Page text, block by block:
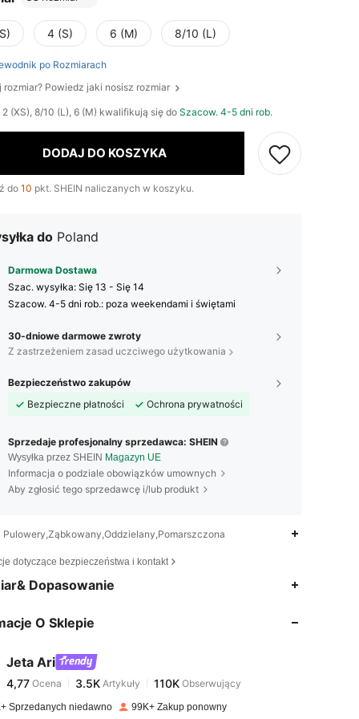
4 (S) 6 (M) 8/10 (L)
po Rozmiarach
rozmiar? Powiedz jaki nosisz rozmiar
2 (XS), 8/10 (L), 6 (M) kwalifikują się do Szacow. 4-5 dni rob.
DODAJ DO KOSZYKA
do 10 pkt. SHEIN naliczanych w koszyku.
do Poland
Darmowa Dostawa
Szac. wysyłka: Się 13 - Się 14
Szacow. 4-5 dni rob.: poza weekendami i świętami
30-dniowe darmowe zwroty
Z zastrzeżeniem zasad uczciwego użytkowania
Bezpieczeństwo zakupów
Bezpieczne płatności
Ochrona prywatności
Sprzedaje profesjonalny sprzedawca: SHEIN
Wysyłka przez SHEIN Magazyn UE
Informacja o podziale obowiązków umownych
Aby zgłosić tego sprzedawcę i/lub produkt
Pulowery,Ząbkowany,Oddzielany,Pomarszczona
dotyczące bezpieczeństwa i kontakt
Dopasowanie
O Sklepie
Jeta Ari
4,77 3.5K
4,77 Ocena 3.5K
4***5 zapłacono1 dzień temu
Sprzedanych niedawno 99K+ Zakup ponowny